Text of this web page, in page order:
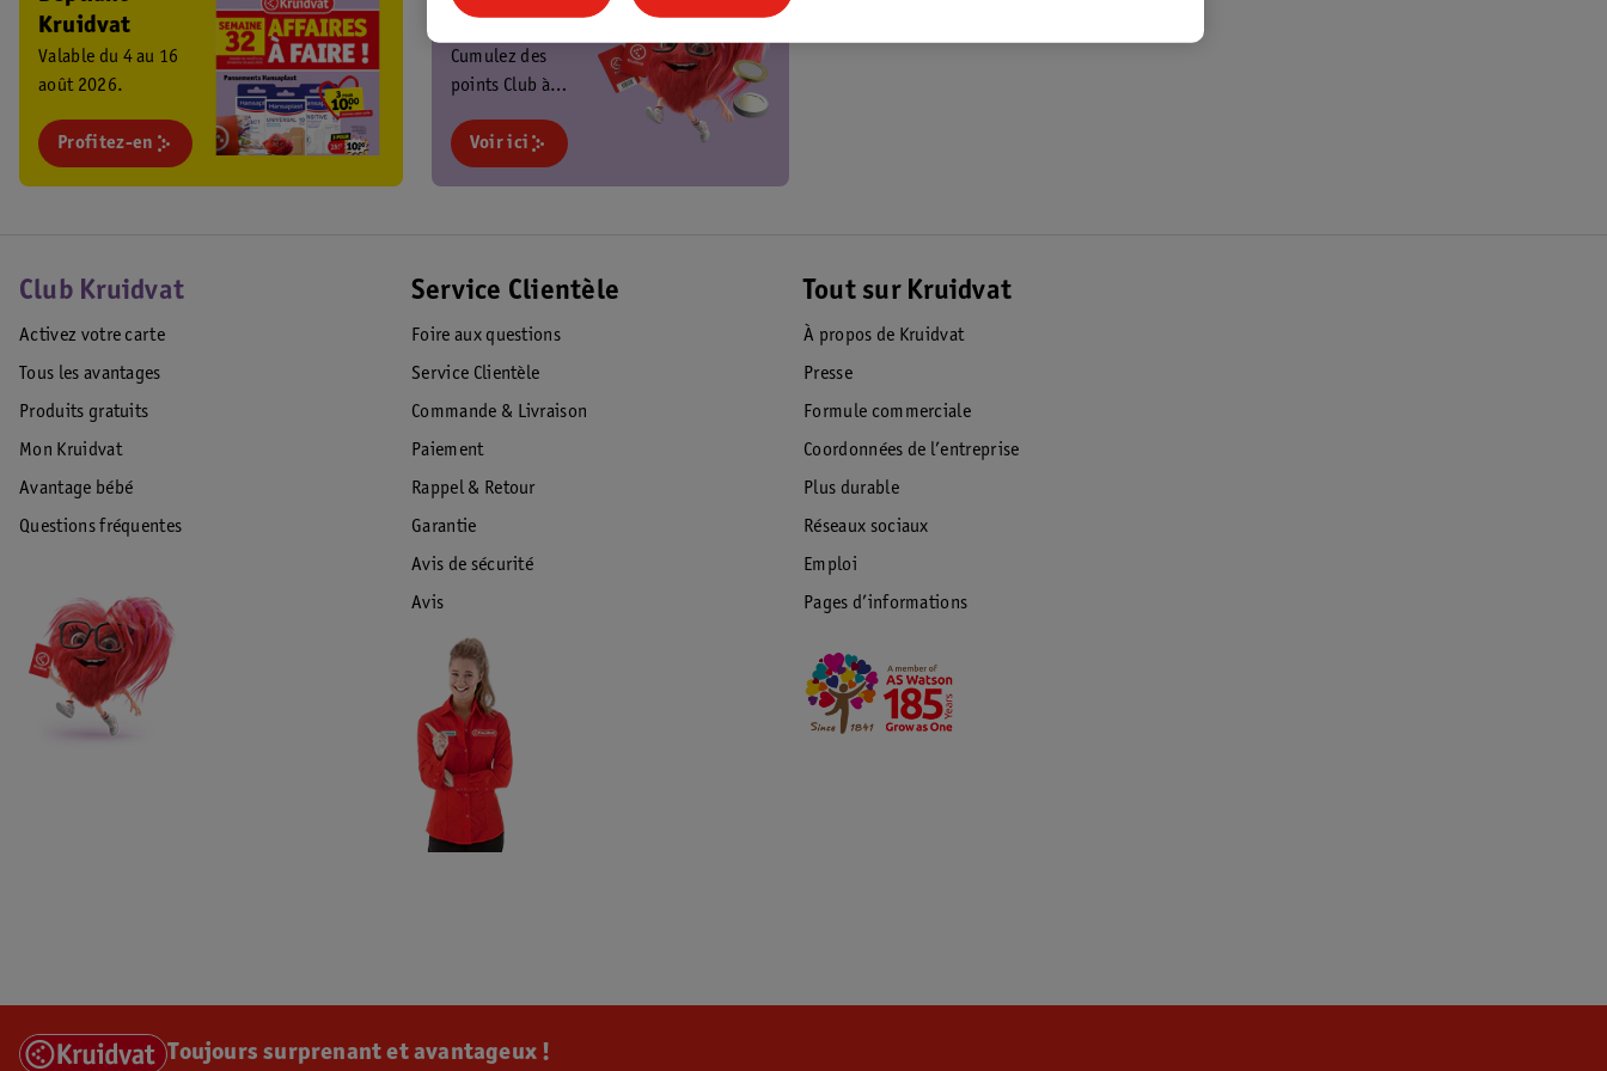
Kruidvat
Valable du 4 au 16
août 2026.
Profitez-en
Cumulez des
points Club à
profitez de
promos
Voir ici
Club Kruidvat
Activez votre carte
Tous les avantages
Produits gratuits
Mon Kruidvat
Avantage bébé
Questions fréquentes
Service Clientèle
Foire aux questions
Service Clientèle
Commande & Livraison
Paiement
Rappel & Retour
Garantie
Avis de sécurité
Avis
Tout sur Kruidvat
À propos de Kruidvat
Presse
Formule commerciale
Coordonnées de l’entreprise
Plus durable
Réseaux sociaux
Emploi
Pages d’informations
Toujours surprenant et avantageux !